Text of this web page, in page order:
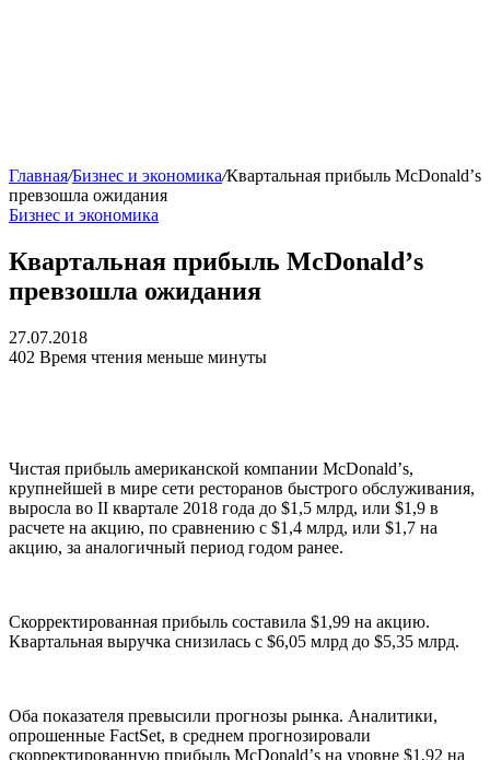
Главная/Бизнес и экономика/Квартальная прибыль McDonaldʼs
превзошла ожидания
Бизнес и экономика
Квартальная прибыль McDonaldʼs
превзошла ожидания
27.07.2018
402 Время чтения меньше минуты
Чистая прибыль американской компании McDonaldʼs,
крупнейшей в мире сети ресторанов быстрого обслуживания,
выросла во II квартале 2018 года до $1,5 млрд, или $1,9 в
расчете на акцию, по сравнению с $1,4 млрд, или $1,7 на
акцию, за аналогичный период годом ранее.
Скорректированная прибыль составила $1,99 на акцию.
Квартальная выручка снизилась с $6,05 млрд до $5,35 млрд.
Оба показателя превысили прогнозы рынка. Аналитики,
опрошенные FactSet, в среднем прогнозировали
скорректированную прибыль McDonaldʼs на уровне $1,92 на